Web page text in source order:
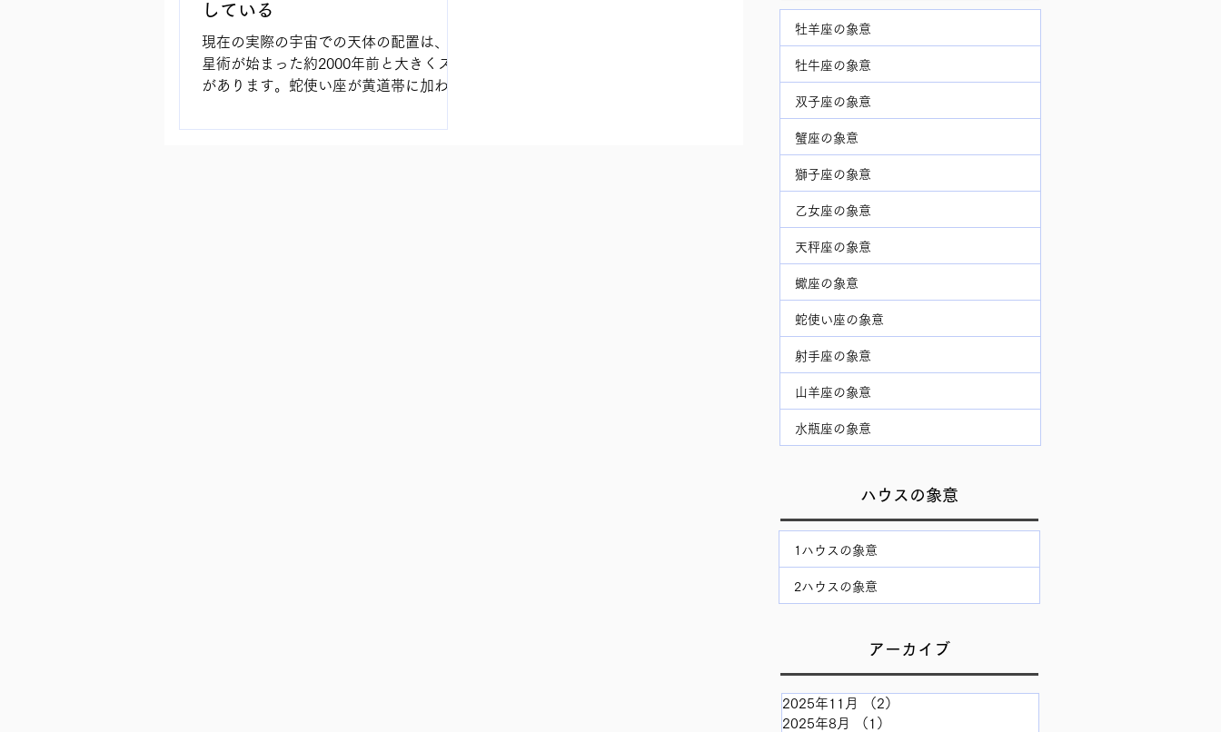
している
現在の実際の宇宙での天体の配置は、占
星術が始まった約2000年前と大きくズレ
があります。蛇使い座が黄道帯に加わっ
間も70年に一度、一日ずつずれています
牡羊座の象意
牡牛座の象意
双子座の象意
蟹座の象意
獅子座の象意
乙女座の象意
天秤座の象意
蠍座の象意
蛇使い座の象意
射手座の象意
山羊座の象意
水瓶座の象意
ハウスの象意
1ハウスの象意
2ハウスの象意
​アーカイブ
2025年11月 （2）
2025年8月
（1）